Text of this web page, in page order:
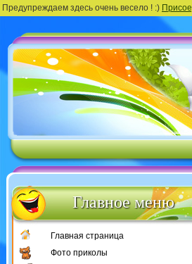
Предупреждаем здесь очень весело ! :)
Главное меню
Главная страница
Фото приколы